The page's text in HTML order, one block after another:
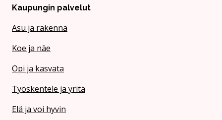
Kaupungin palvelut
Asu ja rakenna
Koe ja näe
Opi ja kasvata
Työskentele ja yritä
Elä ja voi hyvin